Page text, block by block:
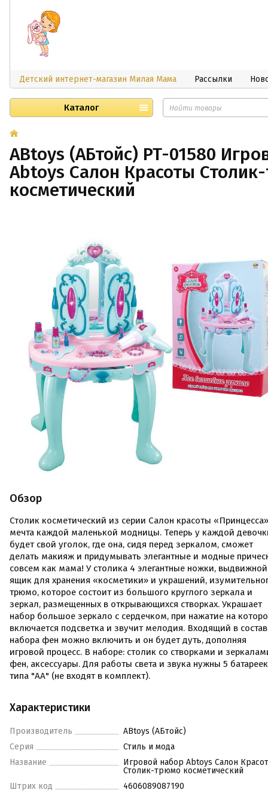
Детский интернет-магазин Милая Мама Рассылки
Каталог
ABtoys (АБтойс) PT-01580
Abtoys Салон Красоты
косметический
Обзор
Столик косметический из серии Салон красоты
мечта каждой маленькой модницы. Теперь у каждой
будет свой уголок, где она, сидя перед зеркалом, сможет
делать макияж и придумывать элегантные и модные
совсем как мама! У столика 4 элегантные ножки, выдвижной
ящик для хранения «косметики» и украшений,
трюмо, которое состоит из большого круглого зеркала и
зеркал, размещенных в открывающихся створках. Украшает
набор большое зеркало с сердечком, при нажатие на
включается подсветка и звучит мелодия. Входящий в состав
набора фен можно включить и он будет дуть, дополняя
игровой процесс. В наборе: столик со створками и
фен, аксессуары. Для работы света и звука нужны 5 батареек
типа "АА" (не входят в комплект).
Характеристики
Производитель
ABtoys (АБтойс)
Серия
Стиль и мода
Название
Игровой набор Abtoys Салон
Столик-трюмо косметический
Штрих код
4606089087190